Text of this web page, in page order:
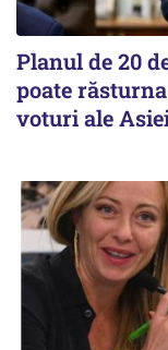
Planul de 20
poate
voturi ale